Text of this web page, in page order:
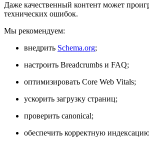
Даже качественный контент может
технических ошибок.
Мы рекомендуем:
внедрить Schema.org;
настроить Breadcrumbs и FAQ;
оптимизировать Core Web Vitals;
ускорить загрузку страниц;
проверить canonical;
обеспечить корректную